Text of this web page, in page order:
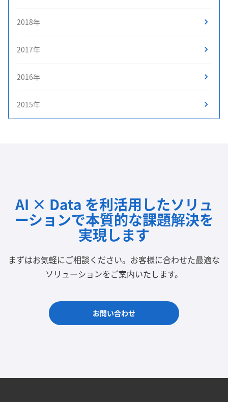
2018年
2017年
2016年
2015年
AI × Data を利活用したソリュ
ーションで本質的な課題解決を
実現します
まずはお気軽にご相談ください。 お客様に合わせた最適な
ソリューションをご案内いたします。
お問い合わせ